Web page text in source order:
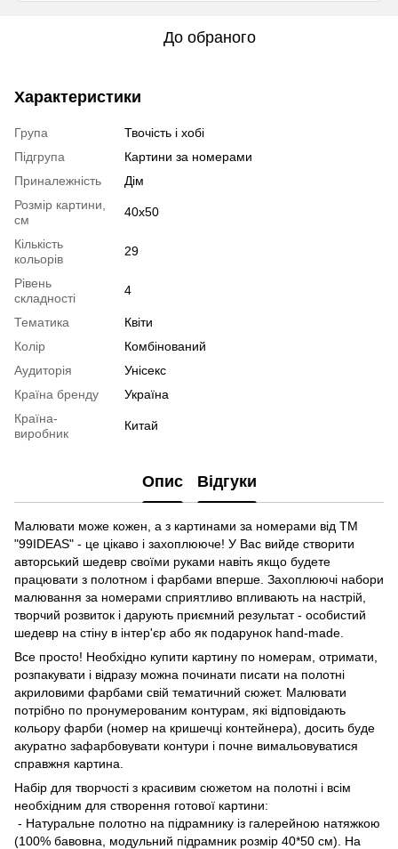
До обраного
Характеристики
Група
Твочість і хобі
Підгрупа
Картини за номерами
Приналежність
Дім
Розмір картини,
см
40х50
Кількість
кольорів
29
Рівень
складності
4
Тематика
Квіти
Колір
Комбінований
Аудиторія
Унісекс
Країна бренду
Україна
Країна-
виробник
Китай
Опис Відгуки
Малювати може кожен, а з картинами за номерами від ТМ
"99IDEAS" - це цікаво і захоплююче! У Вас вийде створити
авторський шедевр своїми руками навіть якщо будете
працювати з полотном і фарбами вперше. Захоплюючі набори
малювання за номерами сприятливо впливають на настрій,
творчий розвиток і дарують приємний результат - особистий
шедевр на стіну в інтер'єр або як подарунок hand-made.
Все просто! Необхідно купити картину по номерам, отримати,
розпакувати і відразу можна починати писати на полотні
акриловими фарбами свій тематичний сюжет. Малювати
потрібно по пронумерованим контурам, які відповідають
кольору фарби (номер на кришечці контейнера), досить буде
акуратно зафарбовувати контури і почне вимальовуватися
справжня картина.
Набір для творчості з красивим сюжетом на полотні і всім
необхідним для створення готової картини:
- Натуральне полотно на підрамнику із галерейною натяжкою
(100% бавовна, модульний підрамник розмір 40*50 см). На